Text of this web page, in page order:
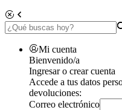
Mi cuenta
Bienvenido/a
Ingresar o crear cuenta
Accede a tus datos
devoluciones:
Correo electrónico